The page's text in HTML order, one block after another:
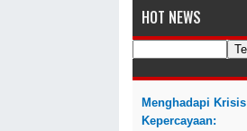
HOT NEWS
Menghadapi Krisis
Kepercayaan: